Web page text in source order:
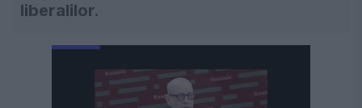
liberalilor.